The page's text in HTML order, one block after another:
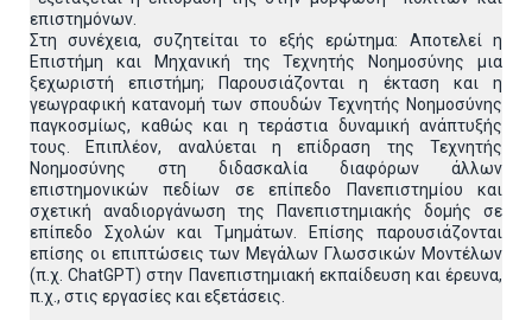
επιστημόνων.
Στη συνέχεια, συζητείται το εξής ερώτημα: Αποτελεί η
Επιστήμη και Μηχανική της Τεχνητής Νοημοσύνης μια
ξεχωριστή επιστήμη; Παρουσιάζονται η έκταση και η
γεωγραφική κατανομή των σπουδών Τεχνητής Νοημοσύνης
παγκοσμίως, καθώς και η τεράστια δυναμική ανάπτυξής
τους. Επιπλέον, αναλύεται η επίδραση της Τεχνητής
Νοημοσύνης στη διδασκαλία διαφόρων άλλων
επιστημονικών πεδίων σε επίπεδο Πανεπιστημίου και
σχετική αναδιοργάνωση της Πανεπιστημιακής δομής σε
επίπεδο Σχολών και Τμημάτων. Επίσης παρουσιάζονται
επίσης οι επιπτώσεις των Μεγάλων Γλωσσικών Μοντέλων
(π.χ. ChatGPT) στην Πανεπιστημιακή εκπαίδευση και έρευνα,
π.χ., στις εργασίες και εξετάσεις.